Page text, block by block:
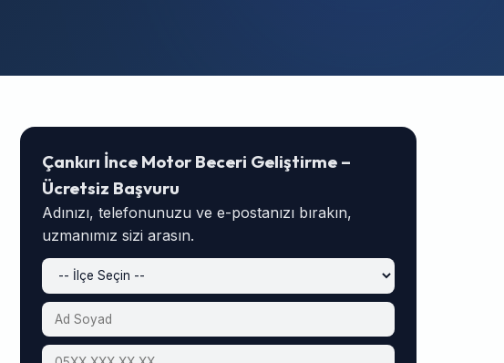
Çankırı İnce Motor Beceri Geliştirme –
Ücretsiz Başvuru
Adınızı, telefonunuzu ve e-postanızı bırakın,
uzmanımız sizi arasın.